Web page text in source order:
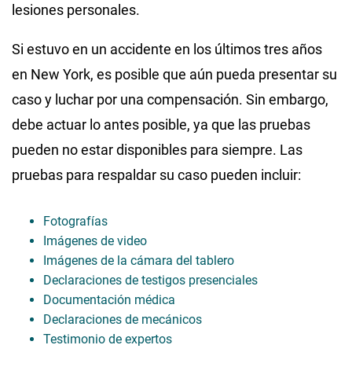
lesiones personales.
Si estuvo en un accidente en los últimos tres años
en New York, es posible que aún pueda presentar su
caso y luchar por una compensación. Sin embargo,
debe actuar lo antes posible, ya que las pruebas
pueden no estar disponibles para siempre. Las
pruebas para respaldar su caso pueden incluir:
Fotografías
Imágenes de video
Imágenes de la cámara del tablero
Declaraciones de testigos presenciales
Documentación médica
Declaraciones de mecánicos
Testimonio de expertos